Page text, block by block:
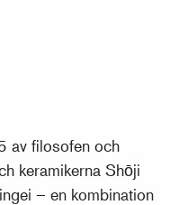
av filosofen och
keramikerna Shōji
– en kombination